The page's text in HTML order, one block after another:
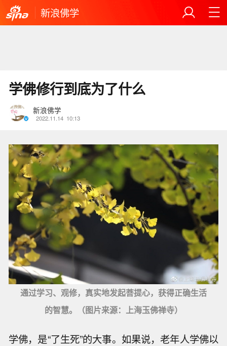
新浪佛学
学佛修行到底为了什么
新浪佛学
2022.11.14 10:13
通过学习、观修，真实地发起菩提心，获得正确生活
的智慧。（图片来源：上海玉佛禅寺）
学佛，是“了生死”的大事。如果说，老年人学佛以